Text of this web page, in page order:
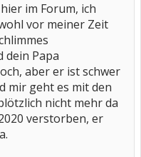
verstorben vor 2 Jahren,
2 Jahre schon tot und kein
heute Prednisolon, weil
im Forum, ich
vor meiner Zeit
dein Papa
aber er ist schwer
mir geht es mit den
nicht mehr da
verstorben, er